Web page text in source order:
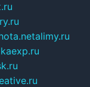
alimy.ru